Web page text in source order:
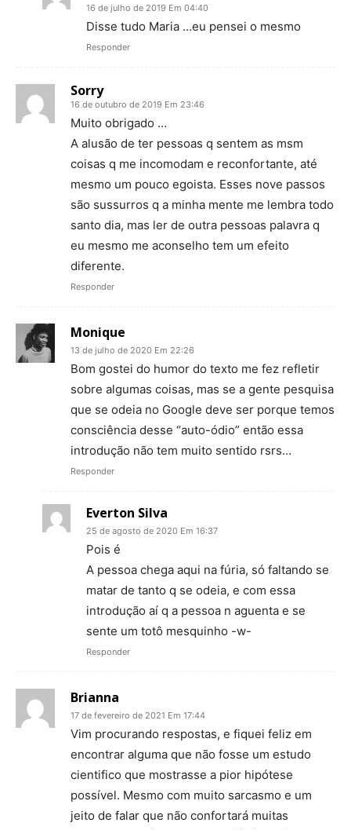
16 de julho de 2019 Em 04:40
Disse tudo Maria …eu pensei o mesmo
Responder
Sorry
16 de outubro de 2019 Em 23:46
Muito obrigado …
A alusão de ter pessoas q sentem as msm
coisas q me incomodam e reconfortante, até
mesmo um pouco egoista. Esses nove passos
são sussurros q a minha mente me lembra todo
santo dia, mas ler de outra pessoas palavra q
eu mesmo me aconselho tem um efeito
diferente.
Responder
Monique
13 de julho de 2020 Em 22:26
Bom gostei do humor do texto me fez refletir
sobre algumas coisas, mas se a gente pesquisa
que se odeia no Google deve ser porque temos
consciência desse “auto-ódio” então essa
introdução não tem muito sentido rsrs…
Responder
Everton Silva
25 de agosto de 2020 Em 16:37
Pois é
A pessoa chega aqui na fúria, só faltando se
matar de tanto q se odeia, e com essa
introdução aí q a pessoa n aguenta e se
sente um totô mesquinho -w-
Responder
Brianna
17 de fevereiro de 2021 Em 17:44
Vim procurando respostas, e fiquei feliz em
encontrar alguma que não fosse um estudo
cientifico que mostrasse a pior hipótese
possível. Mesmo com muito sarcasmo e um
jeito de falar que não confortará muitas